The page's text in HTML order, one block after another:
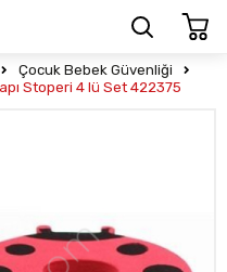
Çocuk Bebek Güvenliği
Stoperi 4 lü Set 422375